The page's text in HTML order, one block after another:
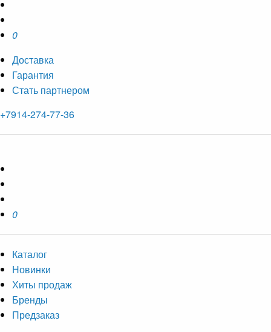
0
Доставка
Гарантия
Стать партнером
+7914-274-77-36
0
Каталог
Новинки
Хиты продаж
Бренды
Предзаказ